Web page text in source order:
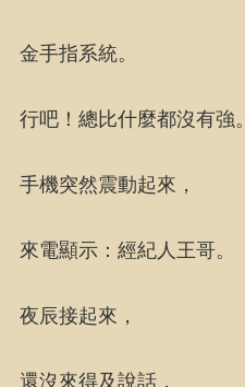
金手指系統。
行吧！總比什麼都沒有強。
手機突然震動起來，
來電顯示：經紀人王哥。
夜辰接起來，
還沒來得及說話，